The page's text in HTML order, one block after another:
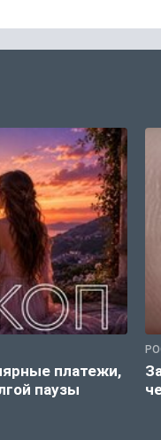
платежи,
паузы